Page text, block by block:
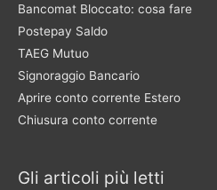
Bancomat Bloccato: cosa fare
Postepay Saldo
TAEG Mutuo
Signoraggio Bancario
Aprire conto corrente Estero
Chiusura conto corrente
Gli articoli più letti